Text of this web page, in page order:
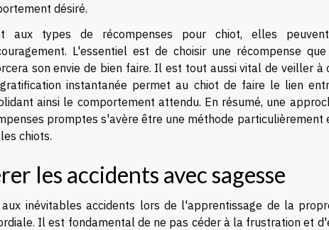
désiré.
aux types de récompenses pour chiot, elles
L'essentiel est de choisir une récompense
son envie de bien faire. Il est tout aussi vital de veiller à
instantanée permet au chiot de faire le lien
ainsi le comportement attendu. En résumé, une
promptes s'avère être une méthode
chiots.
les accidents avec sagesse
aux inévitables accidents lors de l'apprentissage de la
Il est fondamental de ne pas céder à la frustration et